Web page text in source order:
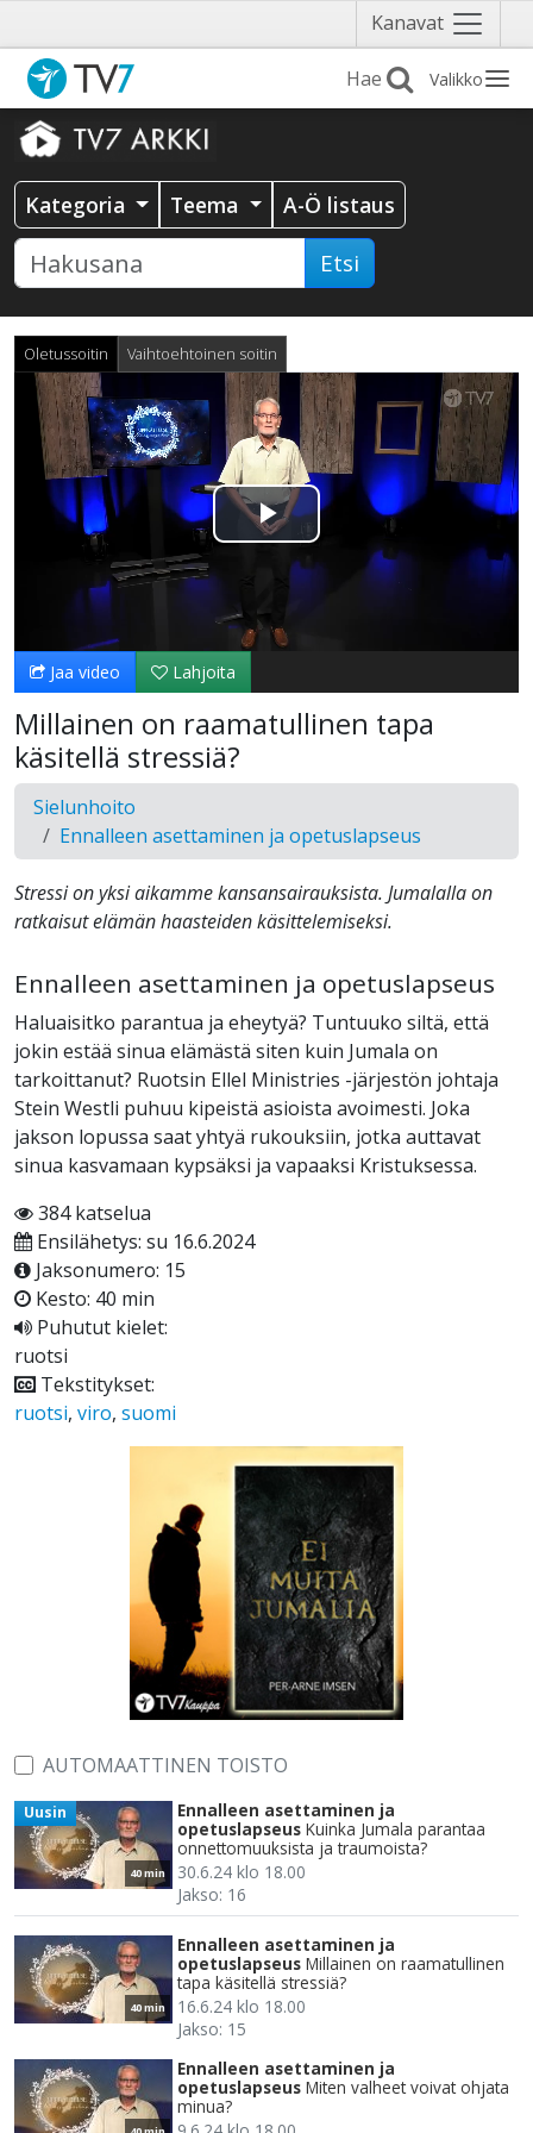
Kanavat Näytä
valikko
Valikko
Kategoria Teema A-Ö listaus
Etsi
Oletussoitin Vaihtoehtoinen soitin
Toista
Video
Jaa video Lahjoita
Millainen on raamatullinen tapa
käsitellä stressiä?
Sielunhoito
Ennalleen asettaminen ja opetuslapseus
Stressi on yksi aikamme kansansairauksista. Jumalalla on
ratkaisut elämän haasteiden käsittelemiseksi.
Ennalleen asettaminen ja opetuslapseus
Haluaisitko parantua ja eheytyä? Tuntuuko siltä, että
jokin estää sinua elämästä siten kuin Jumala on
tarkoittanut? Ruotsin Ellel Ministries -järjestön johtaja
Stein Westli puhuu kipeistä asioista avoimesti. Joka
jakson lopussa saat yhtyä rukouksiin, jotka auttavat
sinua kasvamaan kypsäksi ja vapaaksi Kristuksessa.
384 katselua
Ensilähetys: su 16.6.2024
Jaksonumero: 15
Kesto: 40 min
Puhutut kielet:
ruotsi
Tekstitykset:
ruotsi, viro, suomi
AUTOMAATTINEN TOISTO
40 min
Uusin
Ennalleen asettaminen ja
opetuslapseus Kuinka Jumala parantaa
onnettomuuksista ja traumoista?
30.6.24 klo 18.00
Jakso: 16
40 min
Ennalleen asettaminen ja
opetuslapseus Millainen on raamatullinen
tapa käsitellä stressiä?
16.6.24 klo 18.00
Jakso: 15
Ennalleen asettaminen ja
opetuslapseus Miten valheet voivat ohjata
minua?